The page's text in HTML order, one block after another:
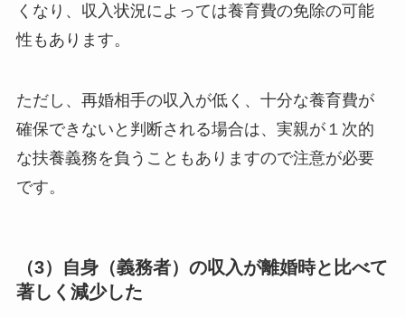
くなり、収入状況によっては養育費の免除の可能
性もあります。
ただし、再婚相手の収入が低く、十分な養育費が
確保できないと判断される場合は、実親が１次的
な扶養義務を負うこともありますので注意が必要
です。
（3）自身（義務者）の収入が離婚時と比べて
著しく減少した